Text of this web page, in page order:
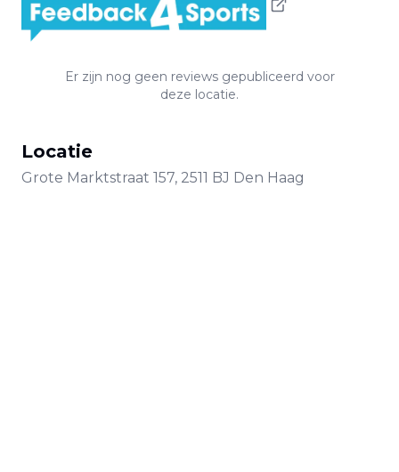
Er zijn nog geen reviews gepubliceerd voor
deze locatie.
Locatie
Grote Marktstraat 157, 2511 BJ Den Haag